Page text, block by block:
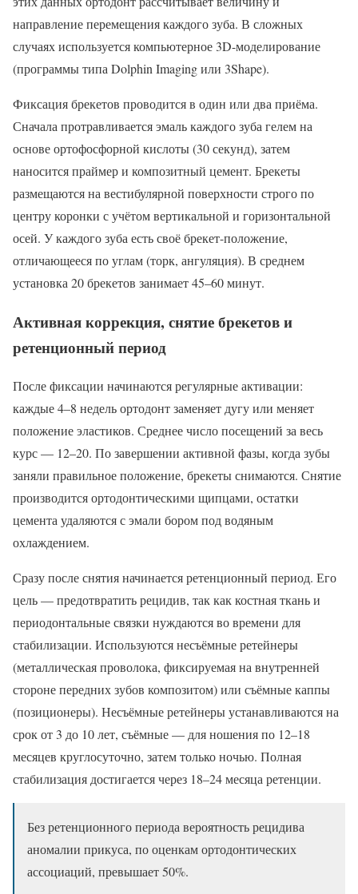
направление перемещения каждого зуба. В сложных
случаях используется компьютерное 3D-моделирование
(программы типа Dolphin Imaging или 3Shape).
Фиксация брекетов проводится в один или два приёма.
Сначала протравливается эмаль каждого зуба гелем на
основе ортофосфорной кислоты (30 секунд), затем
наносится праймер и композитный цемент. Брекеты
размещаются на вестибулярной поверхности строго по
центру коронки с учётом вертикальной и горизонтальной
осей. У каждого зуба есть своё брекет-положение,
отличающееся по углам (торк, ангуляция). В среднем
установка 20 брекетов занимает 45–60 минут.
Активная коррекция, снятие брекетов и
ретенционный период
После фиксации начинаются регулярные активации:
каждые 4–8 недель ортодонт заменяет дугу или меняет
положение эластиков. Среднее число посещений за весь
курс — 12–20. По завершении активной фазы, когда зубы
заняли правильное положение, брекеты снимаются. Снятие
производится ортодонтическими щипцами, остатки
цемента удаляются с эмали бором под водяным
охлаждением.
Сразу после снятия начинается ретенционный период. Его
цель — предотвратить рецидив, так как костная ткань и
периодонтальные связки нуждаются во времени для
стабилизации. Используются несъёмные ретейнеры
(металлическая проволока, фиксируемая на внутренней
стороне передних зубов композитом) или съёмные каппы
(позиционеры). Несъёмные ретейнеры устанавливаются на
срок от 3 до 10 лет, съёмные — для ношения по 12–18
месяцев круглосуточно, затем только ночью. Полная
стабилизация достигается через 18–24 месяца ретенции.
Без ретенционного периода вероятность рецидива
аномалии прикуса, по оценкам ортодонтических
ассоциаций, превышает 50%.